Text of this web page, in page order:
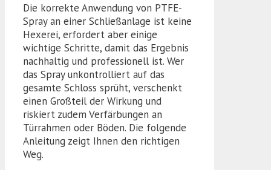
Die korrekte Anwendung von PTFE-
Spray an einer Schließanlage ist keine
Hexerei, erfordert aber einige
wichtige Schritte, damit das Ergebnis
nachhaltig und professionell ist. Wer
das Spray unkontrolliert auf das
gesamte Schloss sprüht, verschenkt
einen Großteil der Wirkung und
riskiert zudem Verfärbungen an
Türrahmen oder Böden. Die folgende
Anleitung zeigt Ihnen den richtigen
Weg.